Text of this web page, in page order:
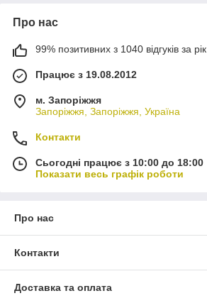
Про нас
99% позитивних з 1040 відгуків за рік
Працює з 19.08.2012
м. Запоріжжя
Запоріжжя, Запоріжжя, Україна
Контакти
Сьогодні працює з 10:00 до 18:00
Показати весь графік роботи
Про нас
Контакти
Доставка та оплата